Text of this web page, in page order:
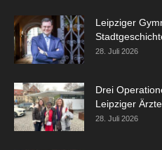
Leipziger
28. Juli 2026
Drei
Leipziger
28. Juli 2026